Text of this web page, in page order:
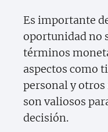
Es importante
oportunidad no
términos
aspectos como
personal y
son valiosos
decisión.